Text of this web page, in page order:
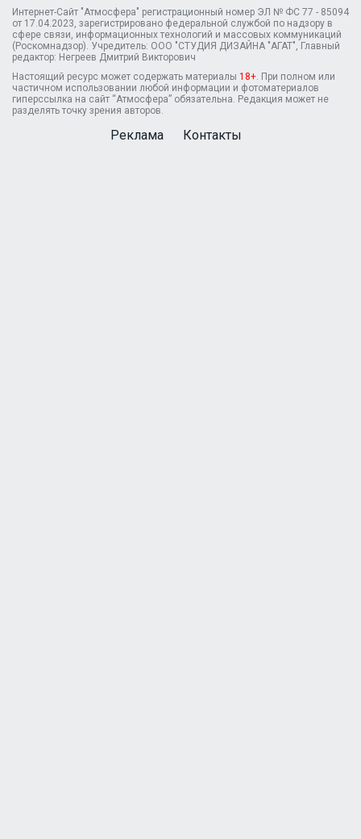
Интернет-Сайт "Атмосфера" регистрационный номер ЭЛ № ФС 77 - 85094
от 17.04.2023, зарегистрировано федеральной службой по надзору в
сфере связи, информационных технологий и массовых коммуникаций
(Роскомнадзор). Учредитель: ООО "СТУДИЯ ДИЗАЙНА "АГАТ", Главный
редактор: Негреев Дмитрий Викторович
Настоящий ресурс может содержать материалы 18+ . При полном или
частичном использовании любой информации и фотоматериалов
гиперссылка на сайт “Атмосфера” обязательна. Редакция может не
разделять точку зрения авторов.
Реклама Контакты